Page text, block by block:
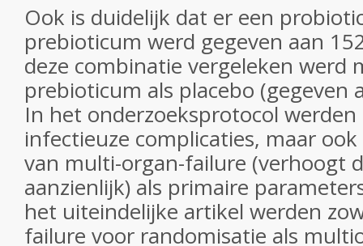
Ook is duidelijk dat er een
prebioticum werd gegeven aan
deze combinatie vergeleken werd
prebioticum als placebo (gegeven
In het onderzoeksprotocol
infectieuze complicaties, maar
van multi-organ-failure (verhoogt
aanzienlijk) als primaire
het uiteindelijke artikel werden
failure voor randomisatie als